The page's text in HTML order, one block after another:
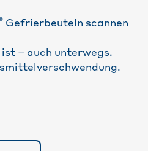
Gefrierbeuteln scannen
– auch unterwegs.